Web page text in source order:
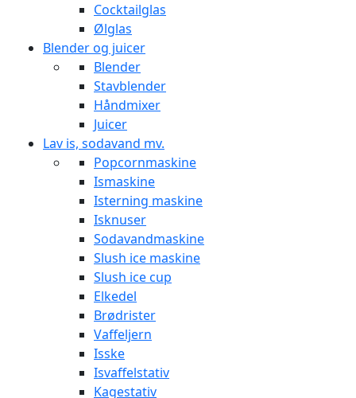
Cocktailglas
Ølglas
Blender og juicer
Blender
Stavblender
Håndmixer
Juicer
Lav is, sodavand mv.
Popcornmaskine
Ismaskine
Isterning maskine
Isknuser
Sodavandmaskine
Slush ice maskine
Slush ice cup
Elkedel
Brødrister
Vaffeljern
Isske
Isvaffelstativ
Kagestativ